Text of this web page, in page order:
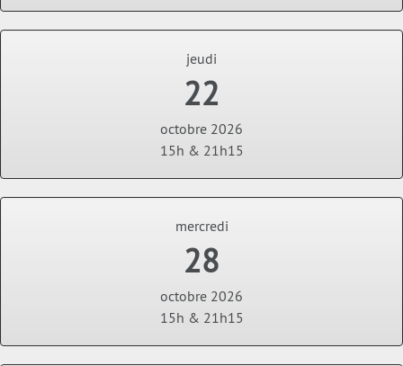
jeudi
22
octobre 2026
15h & 21h15
mercredi
28
octobre 2026
15h & 21h15